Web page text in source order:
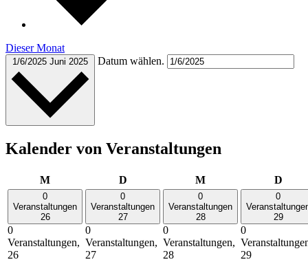
Dieser Monat
1/6/2025 Juni 2025 Datum wählen.
Kalender von Veranstaltungen
MMontag DDienstag MMittwoch D
0
Veranstaltungen
26
0
Veranstaltungen,
26
0
Veranstaltungen
27
0
Veranstaltungen,
27
0
Veranstaltungen
28
0
Veranstaltungen,
28
0
29
0
29